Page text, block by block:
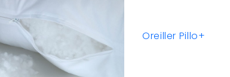
Oreiller Pillo+